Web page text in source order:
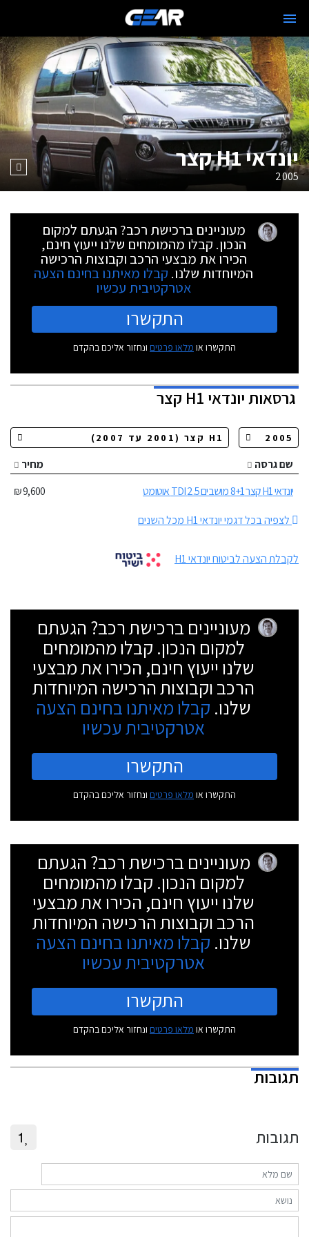
יונדאי H1 קצר
2005
מעוניינים ברכישת רכב? הגעתם למקום
הנכון. קבלו מהמומחים שלנו ייעוץ חינם,
הכירו את מבצעי הרכב וקבוצות הרכישה
המיוחדות שלנו. קבלו מאיתנו בחינם הצעה
אטרקטיבית עכשיו
התקשרו
התקשרו או מלאו פרטים ונחזור אליכם בהקדם
גרסאותיונדאי H1 קצר
שם גרסה
מחיר
יונדאי H1 קצר 8+1 מושבים 2.5 TDI אוטומט
9,600 ₪
לצפיה בכל דגמי יונדאי H1 מכל השנים
לקבלת הצעה לביטוח יונדאי H1
מעוניינים ברכישת רכב? הגעתם
למקום הנכון. קבלו מהמומחים
שלנו ייעוץ חינם, הכירו את מבצעי
הרכב וקבוצות הרכישה המיוחדות
שלנו. קבלו מאיתנו בחינם הצעה
אטרקטיבית עכשיו
התקשרו
התקשרו או מלאו פרטים ונחזור אליכם בהקדם
מעוניינים ברכישת רכב? הגעתם
למקום הנכון. קבלו מהמומחים
שלנו ייעוץ חינם, הכירו את מבצעי
הרכב וקבוצות הרכישה המיוחדות
שלנו. קבלו מאיתנו בחינם הצעה
אטרקטיבית עכשיו
התקשרו
התקשרו או מלאו פרטים ונחזור אליכם בהקדם
תגובות
תגובות 1